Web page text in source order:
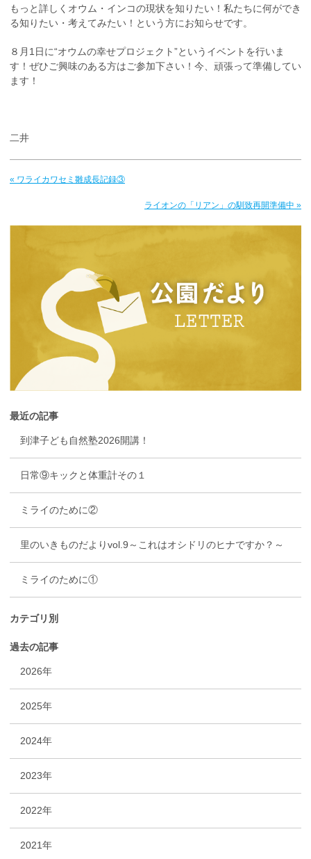
もっと詳しくオウム・インコの現状を知りたい！私たちに何ができ
る知りたい・考えてみたい！という方にお知らせです。
８月1日に“オウムの幸せプロジェクト”というイベントを行いま
す！ぜひご興味のある方はご参加下さい！今、頑張って準備してい
ます！
二井
« ワライカワセミ雛成長記録③
ライオンの「リアン」の馴致再開準備中 »
最近の記事
到津子ども自然塾2026開講！
日常⑨キックと体重計その１
ミライのために②
里のいきものだよりvol.9～これはオシドリのヒナですか？～
ミライのために①
カテゴリ別
過去の記事
2026年
2025年
2024年
2023年
2022年
2021年